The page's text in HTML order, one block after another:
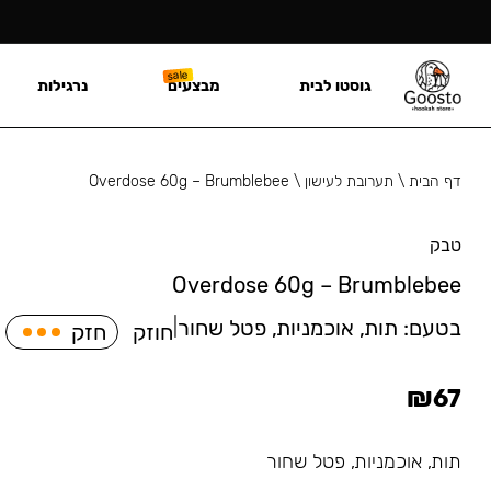
דף הבית\ תערובת לעישון \
Overdose 60g – Brumblebee
טבק
Overdose 60g – Brumblebee
בטעם: תות, אוכמניות, פטל שחור חוזק חזק
₪67
תות, אוכמניות, פטל שחור
גוסטו לבית מבצעים נרגילות